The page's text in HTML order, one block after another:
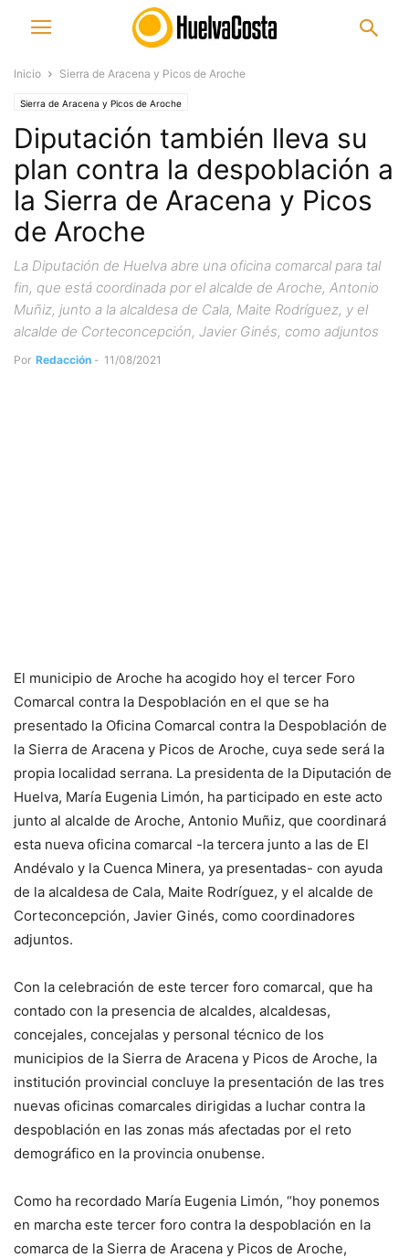
Inicio Sierra de Aracena y Picos de Aroche
Sierra de Aracena y Picos de Aroche
Diputación también lleva su
plan contra la despoblación a
la Sierra de Aracena y Picos
de Aroche
La Diputación de Huelva abre una oficina comarcal para tal
fin, que está coordinada por el alcalde de Aroche, Antonio
Muñiz, junto a la alcaldesa de Cala, Maite Rodríguez, y el
alcalde de Corteconcepción, Javier Ginés, como adjuntos
Por Redacción - 11/08/2021
El municipio de Aroche ha acogido hoy el tercer Foro
Comarcal contra la Despoblación en el que se ha
presentado la Oficina Comarcal contra la Despoblación de
la Sierra de Aracena y Picos de Aroche, cuya sede será la
propia localidad serrana. La presidenta de la Diputación de
Huelva, María Eugenia Limón, ha participado en este acto
junto al alcalde de Aroche, Antonio Muñiz, que coordinará
esta nueva oficina comarcal -la tercera junto a las de El
Andévalo y la Cuenca Minera, ya presentadas- con ayuda
de la alcaldesa de Cala, Maite Rodríguez, y el alcalde de
Corteconcepción, Javier Ginés, como coordinadores
adjuntos.
Con la celebración de este tercer foro comarcal, que ha
contado con la presencia de alcaldes, alcaldesas,
concejales, concejalas y personal técnico de los
municipios de la Sierra de Aracena y Picos de Aroche, la
institución provincial concluye la presentación de las tres
nuevas oficinas comarcales dirigidas a luchar contra la
despoblación en las zonas más afectadas por el reto
demográfico en la provincia onubense.
Como ha recordado María Eugenia Limón, “hoy ponemos
en marcha este tercer foro contra la despoblación en la
comarca de la Sierra de Aracena y Picos de Aroche,